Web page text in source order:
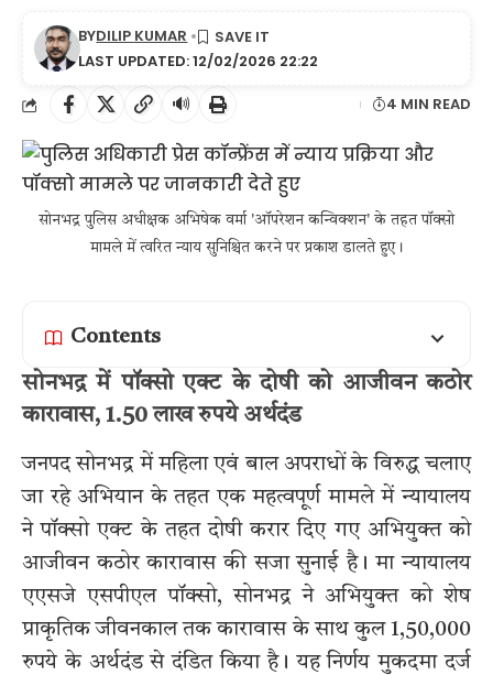
LAST UPDATED: 12/02/2026 22:22
BYDILIP KUMAR
🔊 4 MIN READ
सोनभद्र पुलिस अधीक्षक अभिषेक वर्मा 'ऑपरेशन कन्विक्शन' के तहत पॉक्सो
मामले में त्वरित न्याय सुनिश्चित करने पर प्रकाश डालते हुए।
Contents
सोनभद्र में पॉक्सो एक्ट के दोषी को आजीवन कठोर
कारावास, 1.50 लाख रुपये अर्थदंड
जनपद सोनभद्र में महिला एवं बाल अपराधों के विरुद्ध चलाए
जा रहे अभियान के तहत एक महत्वपूर्ण मामले में न्यायालय
ने पॉक्सो एक्ट के तहत दोषी करार दिए गए अभियुक्त को
आजीवन कठोर कारावास की सजा सुनाई है। मा न्यायालय
एएसजे एसपीएल पॉक्सो, सोनभद्र ने अभियुक्त को शेष
प्राकृतिक जीवनकाल तक कारावास के साथ कुल 1,50,000
रुपये के अर्थदंड से दंडित किया है। यह निर्णय मुकदमा दर्ज